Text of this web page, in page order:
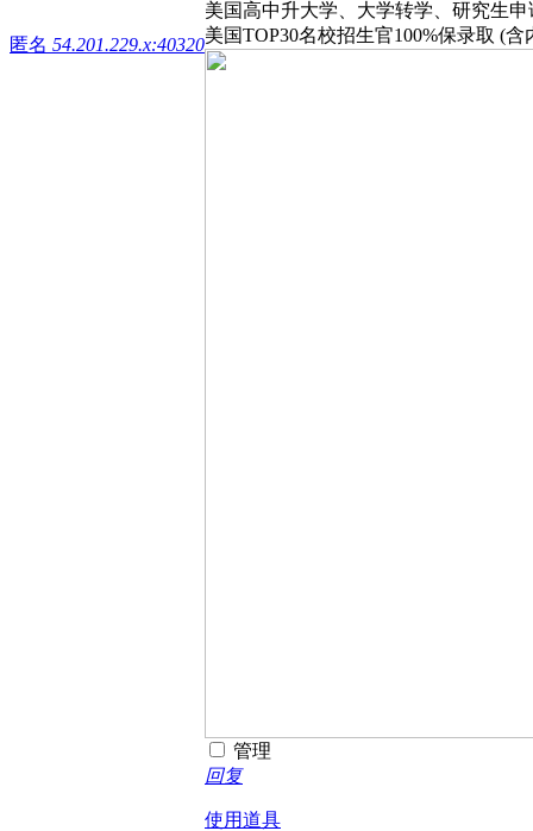
匿名 54.201.229.x:40320
美国高中升大学、大学转学、研究生申
美国TOP30名校招生官100%保录取 (含
管理
回复
使用道具